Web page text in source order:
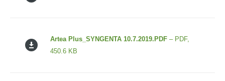
Artea Plus_SYNGENTA 10.7.2019.PDF – PDF,
450.6 KB